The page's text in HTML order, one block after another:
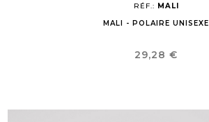
RÉF.: MALI
MALI - POLAIRE UNISEXE
Prix
29,28 €